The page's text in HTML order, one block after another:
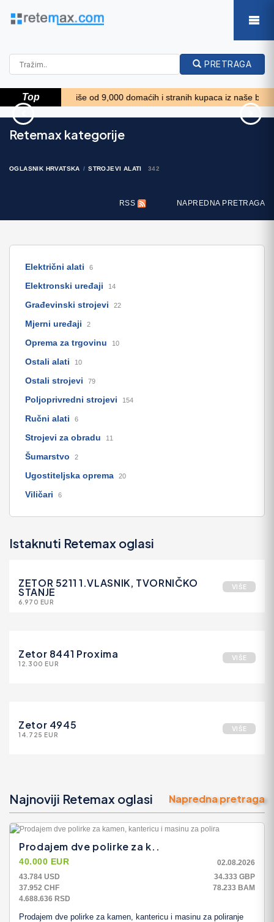
PRETRAGA
Top Više od 9,000 domaćih i stranih kupaca iz naše baze
33' Regal 3300 Bowrider
2018
Retemax kategorije
OGLASNIK HRVATSKA STROJEVI ALATI 342
NAPREDNA PRETRAGA
RSS
Električni alati 6
Elektronski uređaji 14
Građevinski strojevi 22
Mjerni uređaji 2
Oprema za trgovinu 10
Ostali alati 10
Ostali strojevi 79
Poljoprivredni strojevi 154
Ručni alati 6
Strojevi za obradu 11
Šumarstvo 2
Ugostiteljska oprema 20
Viličari 6
Istaknuti Retemax oglasi
VIŠE
ZETOR 5211 1.VLASNIK, TVORNIČKO
STANJE
6.970 EUR
VIŠE
Zetor 8441 Proxima
12.300 EUR
VIŠE
Zetor 4945
14.725 EUR
Napredna pretraga
Najnoviji Retemax oglasi
Prodajem dve polirke za k..
40.000 EUR
02.08.2026
43.784 USD
34.333 GBP
37.952 CHF
78.233 BAM
4.688.636 RSD
Prodajem dve polirke za kamen, kantericu i masinu za poliranje